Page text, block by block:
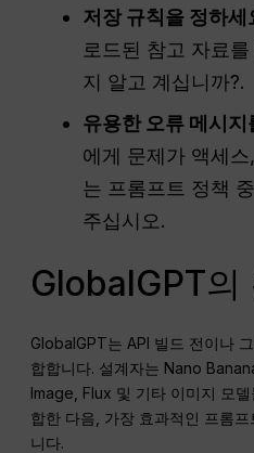
저장 규칙을 정하세
로드된 참고 자료
지 알고 계십니까?.
유용한 오류 메시
에게 문제가 액세
는 프롬프트 정책
주십시오.
GlobalGPT의
GlobalGPT는 API 빌드 전이나
합합니다. 설계자는 Nano
Image, Flux 및 기타 이미지 모
합한 다음, 가장 효과적인 프롬
니다.